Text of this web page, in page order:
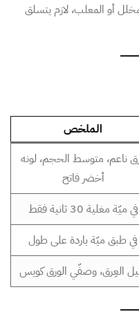
أو المعلب، لازم يتسلق
الملخص
ناعم، متوسط الحجم، لونه
أخضر فاتح
في ميّة مغلية 30 ثانية فقط
في طبق ميّة باردة على طول
العِرق، وصفّي الورق كويس